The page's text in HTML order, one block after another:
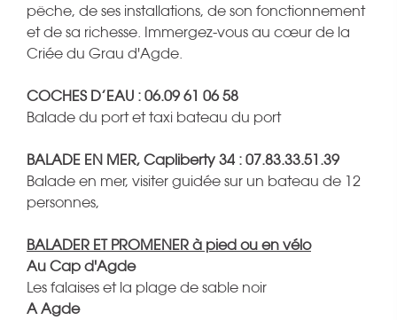
pêche, de ses installations, de son fonctionnement
et de sa richesse. Immergez-vous au cœur de la
Criée du Grau d'Agde.
COCHES D’EAU : 06.09 61 06 58
Balade du port et taxi bateau du port
BALADE EN MER, Capliberty 34 : 07.83.33.51.39
Balade en mer, visiter guidée sur un bateau de 12
personnes,
BALADER ET PROMENER à pied ou en vélo
Au Cap d'Agde
Les falaises et la plage de sable noir
A Agde